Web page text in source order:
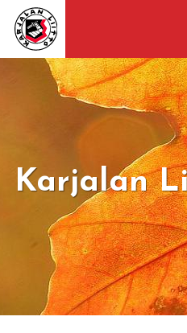
Karjalan